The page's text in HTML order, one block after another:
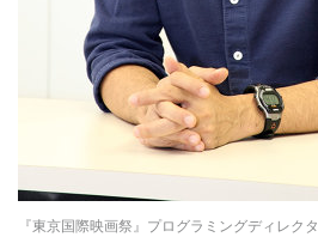
『東京国際映画祭』プログラミングディレク